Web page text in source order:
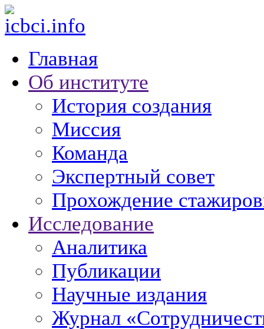
Главная
Об институте
История создания
Миссия
Команда
Экспертный совет
Прохождение
Исследование
Аналитика
Публикации
Научные издания
Журнал